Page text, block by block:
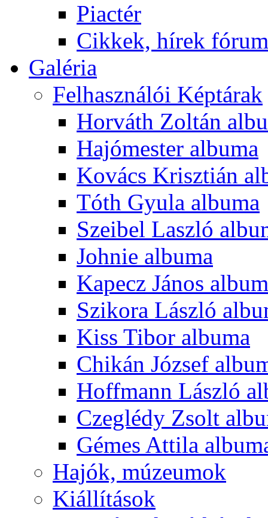
Piactér
Cikkek, hírek
Galéria
Felhasználói Képtárak
Horváth Zoltán
Hajómester albuma
Kovács Krisztián
Tóth Gyula albuma
Szeibel Laszló
Johnie albuma
Kapecz János
Szikora László
Kiss Tibor albuma
Chikán József
Hoffmann László
Czeglédy Zsolt
Gémes Attila
Hajók, múzeumok
Kiállítások